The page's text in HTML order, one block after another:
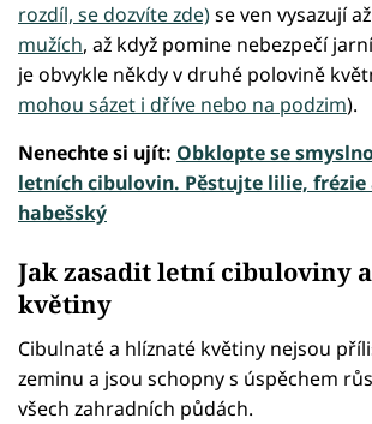
rozdíl, se dozvíte zde)se ven vysazují
mužích, až když pomine nebezpečí
je obvykle někdy v druhé polovině
mohou sázet i dříve nebo na podzim).
Nenechte si ujít: Obklopte se
letních cibulovin. Pěstujte lilie, frézie
habešský
Jak zasadit letní cibuloviny
květiny
Cibulnaté a hlíznaté květiny nejsou
zeminu a jsou schopny s úspěchem
všech zahradních půdách.